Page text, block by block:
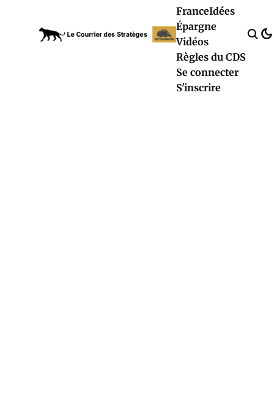
FranceIdées
Épargne
Vidéos
Règles du CDS
Se connecter
S'inscrire